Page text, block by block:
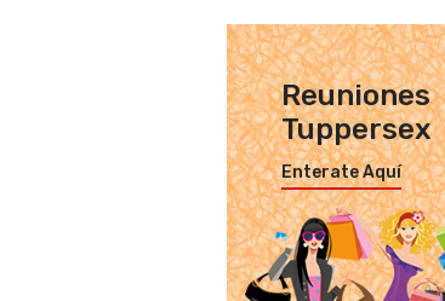
Reuniones
Tuppersex
Enterate Aquí